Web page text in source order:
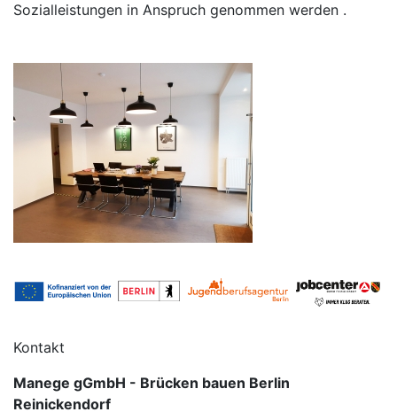
Sozialleistungen in Anspruch genommen werden .
Kontakt
Manege gGmbH - Brücken bauen Berlin
Reinickendorf